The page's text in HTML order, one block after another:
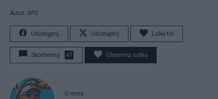
Autor: GPS
Udostępnij Udostępnij Lubię to!
Skomentuj 47 Obserwuj notkę
O mnie